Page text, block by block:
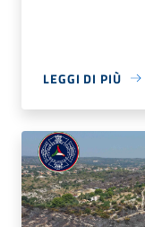
LEGGI DI PIÙ